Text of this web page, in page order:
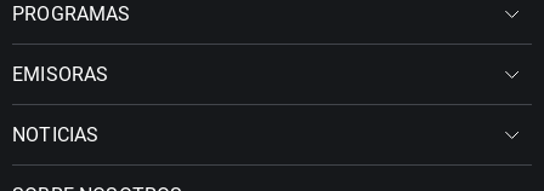
PROGRAMAS
EMISORAS
NOTICIAS